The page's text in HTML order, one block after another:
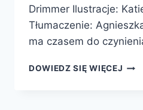
Drimmer Ilustracje:
Tłumaczenie:
ma czasem do
DOWIEDZ SIĘ WIĘCEJ